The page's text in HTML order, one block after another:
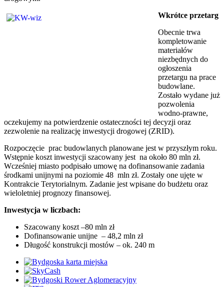
Wkrótce przetarg
Obecnie trwa
kompletowanie
materiałów
niezbędnych do
ogłoszenia
przetargu na prace
budowlane.
Zostało wydane już
pozwolenia
wodno-prawne,
oczekujemy na potwierdzenie ostateczności tej decyzji oraz
zezwolenie na realizację inwestycji drogowej (ZRID).
Rozpoczęcie prac budowlanych planowane jest w przyszłym roku.
Wstępnie koszt inwestycji szacowany jest na około 80 mln zł.
Wcześniej miasto podpisało umowę na dofinansowanie zadania
środkami unijnymi na poziomie 48 mln zł. Zostały one ujęte w
Kontrakcie Terytorialnym. Zadanie jest wpisane do budżetu oraz
wieloletniej prognozy finansowej.
Inwestycja w liczbach:
Szacowany koszt –80 mln zł
Dofinansowanie unijne – 48,2 mln zł
Długość konstrukcji mostów – ok. 240 m